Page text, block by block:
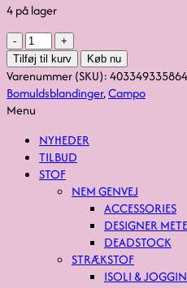
4 på lager
Campo,
nellikerosa
fv.
15
antal
Tilføj til kurv Køb nu
Varenummer (SKU):
Bomuldsblandinger,Campo
Menu
NYHEDER
TILBUD
STOF
NEM GENVEJ
ACCESSORIES
DESIGNER
DEADSTOCK
STRÆKSTOF
ISOLI &